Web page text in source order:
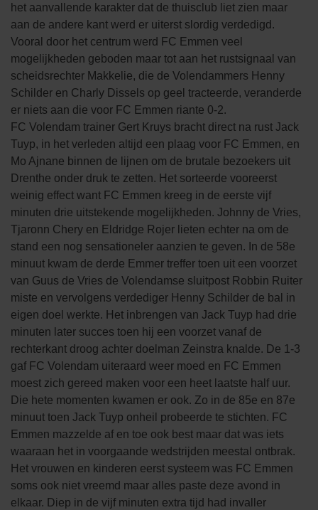
het aanvallende karakter dat de thuisclub liet zien maar
aan de andere kant werd er uiterst slordig verdedigd.
Vooral door het centrum werd FC Emmen veel
mogelijkheden geboden maar tot aan het rustsignaal van
scheidsrechter Makkelie, die de Volendammers Henny
Schilder en Charly Dissels op geel tracteerde, veranderde
er niets aan die voor FC Emmen riante 0-2.
FC Volendam trainer Gert Kruys bracht direct na rust Jack
Tuyp, in het verleden altijd een plaag voor FC Emmen, en
Mo Ajnane binnen de lijnen om de brutale bezoekers uit
Drenthe onder druk te zetten. Het sorteerde vooreerst
weinig effect want FC Emmen kreeg in de eerste vijf
minuten drie uitstekende mogelijkheden. Johnny de Vries,
Tjaronn Chery en Eldridge Rojer lieten echter na om de
stand een nog sensationeler aanzien te geven. In de 58e
minuut kwam de derde Emmer treffer toen uit een voorzet
van Guus de Vries de Volendamse sluitpost Robbin Ruiter
miste en vervolgens verdediger Henny Schilder de bal in
eigen doel werkte. Het inbrengen van Jack Tuyp had drie
minuten later succes toen hij een voorzet vanaf de
rechterkant droog achter doelman Zeinstra knalde. De 1-3
gaf FC Volendam uiteraard weer moed en FC Emmen
moest zich gereed maken voor een heet laatste half uur.
Die hete momenten kwamen er ook. Zo in de 85e en 87e
minuut toen Jack Tuyp onheil probeerde te stichten. FC
Emmen mazzelde af en toe ook best maar dat was iets
waaraan het in voorgaande wedstrijden meestal ontbrak.
Het vrouwen en kinderen eerst systeem was FC Emmen
soms ook niet vreemd maar alles paste deze avond in
elkaar. Diep in de vijf minuten extra tijd had invaller